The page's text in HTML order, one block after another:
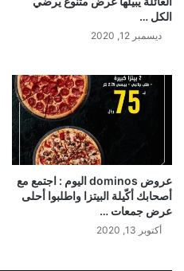
الكل …
ديسمبر 12, 2020
عروض dominos اليوم : اجتمع مع
أصحابك أكّيلة البيتزا واطلبوا أحلى
عرض جمعات …
أكتوبر 13, 2020